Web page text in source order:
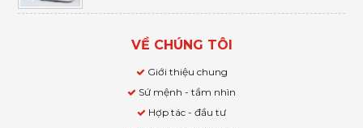
VỀ CHÚNG TÔI
Giới thiệu chung
Sứ mệnh - tầm nhìn
Hợp tác - đầu tư